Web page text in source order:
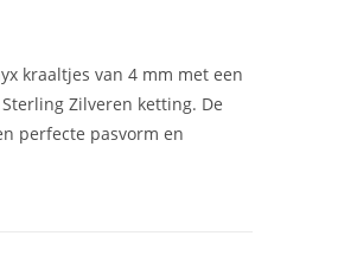
kraaltjes van 4 mm met een
Zilveren ketting. De
perfecte pasvorm en